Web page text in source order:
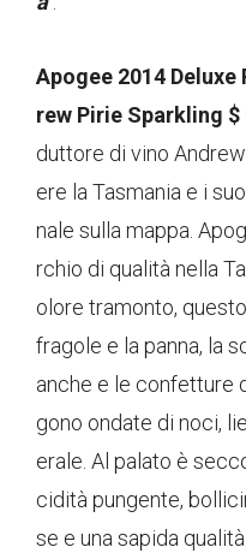
Apogee 2014 Deluxe
rew Pirie Sparkling $
duttore di vino
ere la Tasmania e i
nale sulla mappa.
rchio di qualità nella
olore tramonto,
fragole e la panna, la
anche e le confetture
gono ondate di noci,
erale. Al palato è
cidità pungente,
se e una sapida